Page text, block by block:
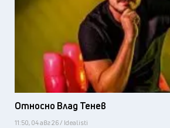
Относно Влад Тенев
11:50, 04 авг 26 / Idealisti